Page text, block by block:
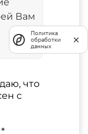
что
с
*
Политика
обработки
данных